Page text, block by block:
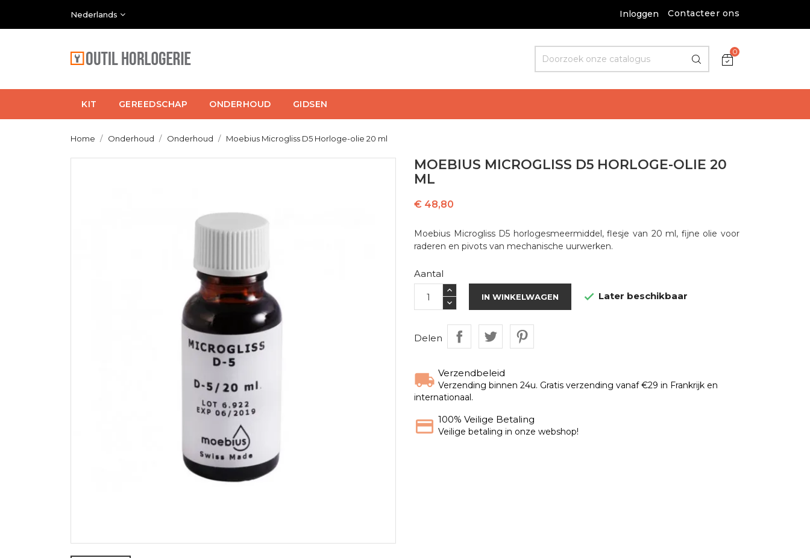
Nederlands Inloggen Contacteer ons
0
KIT GEREEDSCHAP ONDERHOUD GIDSEN
Home Onderhoud Onderhoud Moebius Microgliss D5 Horloge-olie 20 ml
MOEBIUS MICROGLISS D5 HORLOGE-OLIE 20
ML
€ 48,80
Moebius Microgliss D5 horlogesmeermiddel, flesje van 20 ml, fijne olie voor
raderen en pivots van mechanische uurwerken.
Aantal
IN WINKELWAGEN  Later beschikbaar
Delen
Verzendbeleid
Verzending binnen 24u. Gratis verzending vanaf €29 in Frankrijk en
internationaal.
100% Veilige Betaling
Veilige betaling in onze webshop!